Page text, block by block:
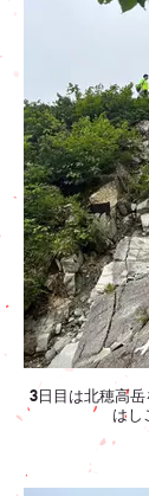
3日目は北穂高
はし